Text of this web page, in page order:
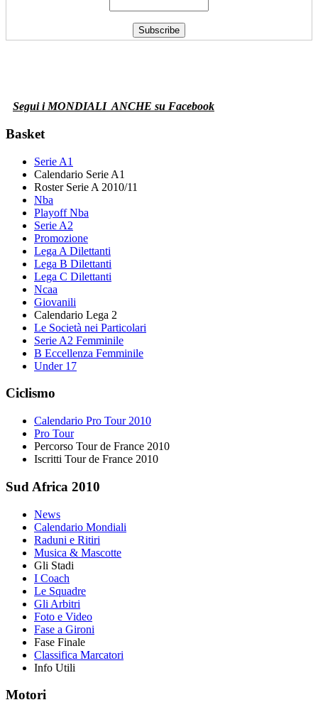
Segui i MONDIALI ANCHE su Facebook
Basket
Serie A1
Calendario Serie A1
Roster Serie A 2010/11
Nba
Playoff Nba
Serie A2
Promozione
Lega A Dilettanti
Lega B Dilettanti
Lega C Dilettanti
Ncaa
Giovanili
Calendario Lega 2
Le Società nei Particolari
Serie A2 Femminile
B Eccellenza Femminile
Under 17
Ciclismo
Calendario Pro Tour 2010
Pro Tour
Percorso Tour de France 2010
Iscritti Tour de France 2010
Sud Africa 2010
News
Calendario Mondiali
Raduni e Ritiri
Musica & Mascotte
Gli Stadi
I Coach
Le Squadre
Gli Arbitri
Foto e Video
Fase a Gironi
Fase Finale
Classifica Marcatori
Info Utili
Motori